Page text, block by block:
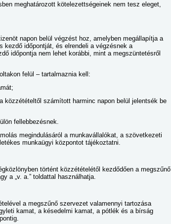
meghatározott kötelezettségeinek nem tesz eleget,
napon belül végzést hoz, amelyben megállapítja a
kezdő időpontját, és elrendeli a végzésnek a
időpontja nem lehet korábbi, mint a megszüntetésről
felül – tartalmaznia kell:
számított harminc napon belül jelentsék be
fellebbezésnek.
megindulásáról a munkavállalókat, a szövetkezeti
munkaügyi központot tájékoztatni.
történt közzétételétől kezdődően a megszűnő
a „v. a.” toldattal használhatja.
a megszűnő szervezet valamennyi tartozása
kamat, a késedelmi kamat, a pótlék és a bírság